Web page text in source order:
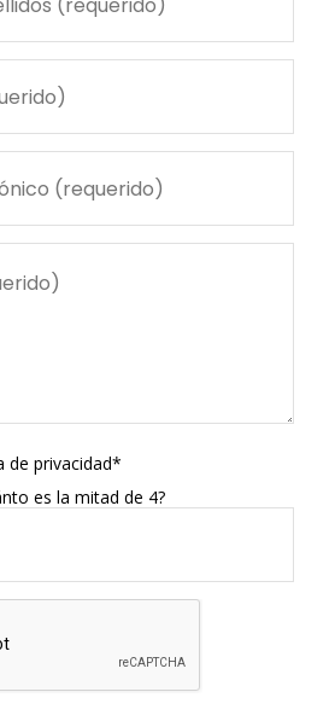
de privacidad*
es la mitad de 4?